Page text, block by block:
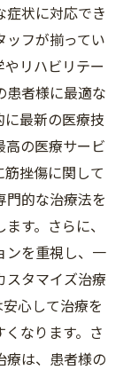
症状に対応でき
ッフが揃ってい
リハビリテー
患者様に最適な
最新の医療技
の医療サービ
挫傷に関して
門的な治療法を
す。さらに、
ンを重視し、一
スタマイズ治療
心して治療を
なります。さ
療は、患者様の